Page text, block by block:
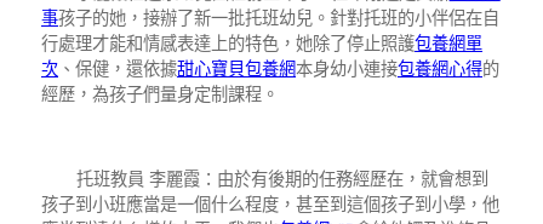
事孩子的她，接辦了新一批托班幼兒。針對托班的小伴侶在自
行處理才能和情感表達上的特色，她除了停止照護包養網單
次 、保健，還依據甜心寶貝包養網本身幼小連接包養網心得的
經歷，為孩子們量身定制課程。
托班教員 李麗霞：由於有後期的任務經歷在，就會想到
孩子到小班應當是一個什么程度，甚至到這個孩子到小學，他